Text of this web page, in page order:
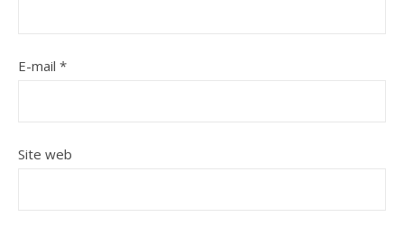
E-mail *
Site web